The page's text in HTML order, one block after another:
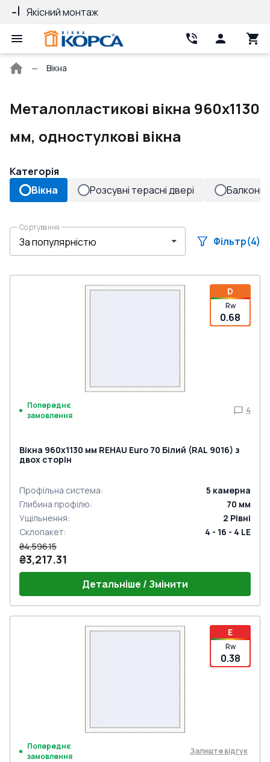
Якісний монтаж
Головна
Вікна
Металопластикові вікна 960x1130
мм, одностулкові вікна
Категорія
Вікна
Розсувні терасні двері Балконні
Сортування
Фільтр(4)
D
Rw
0.68
Попереднє
замовлення
4
Вікна 960x1130 мм REHAU Euro 70 Білий (RAL 9016) з
двох сторін
Профільна система: 5 камерна
Глибина профілю: 70 мм
Ущільнення: 2 Рівні
Склопакет:
4 - 16 - 4 LE
₴4,596.15
₴3,217.31
Детальніше / Змінити
E
Rw
0.38
Попереднє
замовлення
Залиште відгук